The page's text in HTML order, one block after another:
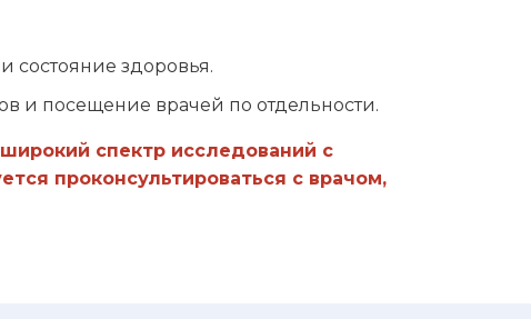
состояние здоровья.
и посещение врачей по отдельности.
спектр исследований с
проконсультироваться с врачом,